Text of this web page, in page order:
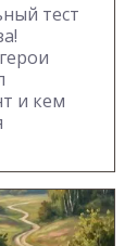
тест
и кем